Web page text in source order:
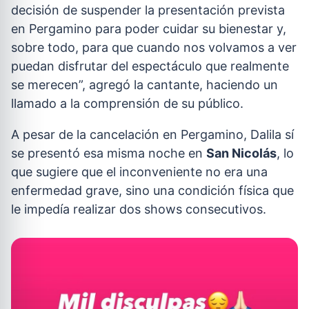
decisión de suspender la presentación prevista
en Pergamino para poder cuidar su bienestar y,
sobre todo, para que cuando nos volvamos a ver
puedan disfrutar del espectáculo que realmente
se merecen”, agregó la cantante, haciendo un
llamado a la comprensión de su público.
A pesar de la cancelación en Pergamino, Dalila sí
se presentó esa misma noche en San Nicolás, lo
que sugiere que el inconveniente no era una
enfermedad grave, sino una condición física que
le impedía realizar dos shows consecutivos.